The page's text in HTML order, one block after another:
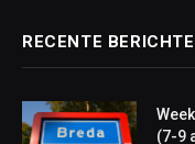
RECENTE
(7-9